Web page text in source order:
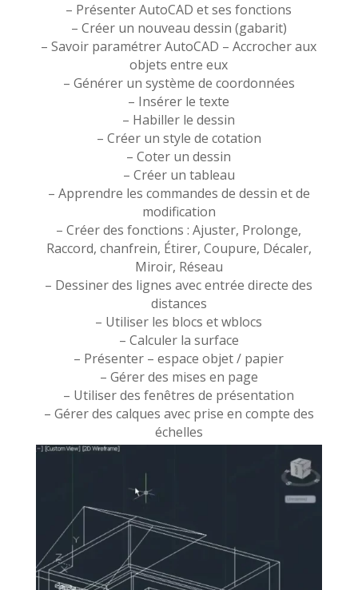
– Présenter AutoCAD et ses fonctions
– Créer un nouveau dessin (gabarit)
– Savoir paramétrer AutoCAD – Accrocher aux
objets entre eux
– Générer un système de coordonnées
– Insérer le texte
– Habiller le dessin
– Créer un style de cotation
– Coter un dessin
– Créer un tableau
– Apprendre les commandes de dessin et de
modification
– Créer des fonctions : Ajuster, Prolonge,
Raccord, chanfrein, Étirer, Coupure, Décaler,
Miroir, Réseau
– Dessiner des lignes avec entrée directe des
distances
– Utiliser les blocs et wblocs
– Calculer la surface
– Présenter – espace objet / papier
– Gérer des mises en page
– Utiliser des fenêtres de présentation
– Gérer des calques avec prise en compte des
échelles
– Gérer des propriétés d’objets